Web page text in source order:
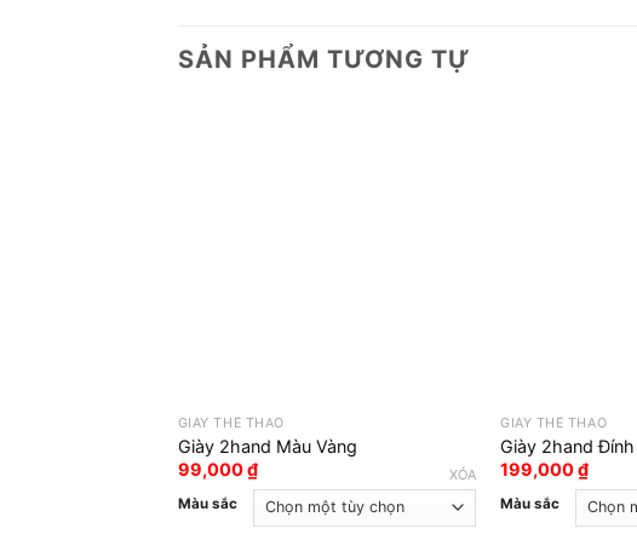
SẢN PHẨM TƯƠNG TỰ
GIÀY THỂ THAO
Giày 2hand Màu Vàng
99,000₫
Màu sắc
XÓA
GIÀY THỂ THAO
Giày 2hand
199,000₫
Màu sắc